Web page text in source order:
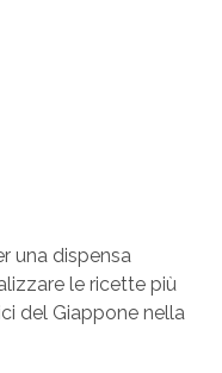
una dispensa
le ricette più
del Giappone nella